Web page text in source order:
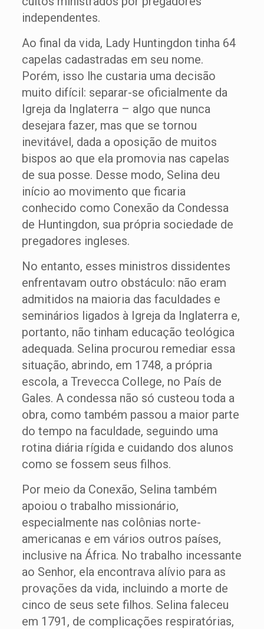
independentes.
Ao final da vida, Lady Huntingdon tinha 64
capelas cadastradas em seu nome.
Porém, isso lhe custaria uma decisão
muito difícil: separar-se oficialmente da
Igreja da Inglaterra – algo que nunca
desejara fazer, mas que se tornou
inevitável, dada a oposição de muitos
bispos ao que ela promovia nas capelas
de sua posse. Desse modo, Selina deu
início ao movimento que ficaria
conhecido como Conexão da Condessa
de Huntingdon, sua própria sociedade de
pregadores ingleses.
No entanto, esses ministros dissidentes
enfrentavam outro obstáculo: não eram
admitidos na maioria das faculdades e
seminários ligados à Igreja da Inglaterra e,
portanto, não tinham educação teológica
adequada. Selina procurou remediar essa
situação, abrindo, em 1748, a própria
escola, a Trevecca College, no País de
Gales. A condessa não só custeou toda a
obra, como também passou a maior parte
do tempo na faculdade, seguindo uma
rotina diária rígida e cuidando dos alunos
como se fossem seus filhos.
Por meio da Conexão, Selina também
apoiou o trabalho missionário,
especialmente nas colônias norte-
americanas e em vários outros países,
inclusive na África. No trabalho incessante
ao Senhor, ela encontrava alívio para as
provações da vida, incluindo a morte de
cinco de seus sete filhos. Selina faleceu
em 1791, de complicações respiratórias,